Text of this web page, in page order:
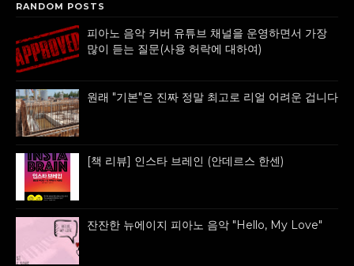
RANDOM POSTS
피아노 음악 커버 유튜브 채널을 운영하면서 가장
많이 듣는 질문(사용 허락에 대하여)
원래 "기본"은 진짜 정말 최고로 리얼 어려운 겁니다
[책 리뷰] 인스타 브레인 (안데르스 한센)
잔잔한 뉴에이지 피아노 음악 "Hello, My Love"